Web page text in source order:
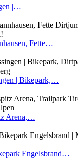
|…
Fette…
| Bikepark,…
Arena,…
Engelsbrand…